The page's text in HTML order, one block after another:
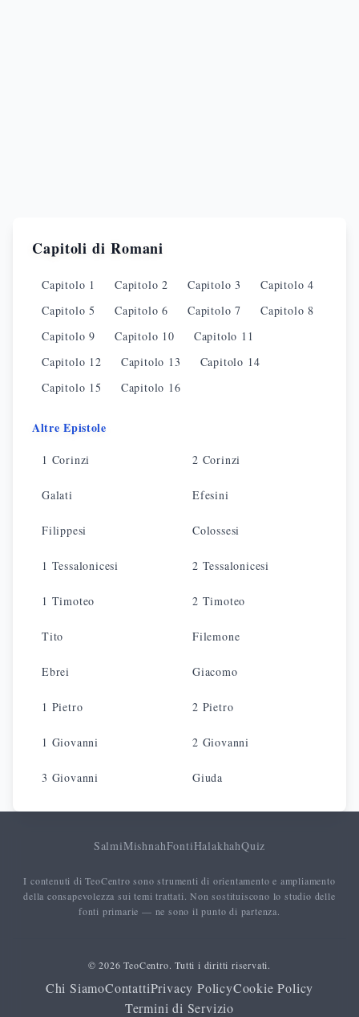
Capitoli di Romani
Capitolo 1 Capitolo2 Capitolo3 Capitolo4
Capitolo5 Capitolo6 Capitolo7 Capitolo8
Capitolo9 Capitolo 10 Capitolo 11
Capitolo 12 Capitolo 13 Capitolo 14
Capitolo 15 Capitolo 16
Altre Epistole
1 Corinzi 2 Corinzi
Galati Efesini
Filippesi Colossesi
1 Tessalonicesi 2 Tessalonicesi
1 Timoteo 2 Timoteo
Tito Filemone
Ebrei Giacomo
1 Pietro 2 Pietro
1 Giovanni 2 Giovanni
3 Giovanni Giuda
SalmiMishnahFontiHalakhahQuiz
I contenuti di TeoCentro sono strumenti di orientamento e ampliamento
della consapevolezza sui temi trattati. Non sostituiscono lo studio delle
fonti primarie — ne sono il punto di partenza.
© 2026 TeoCentro. Tutti i diritti riservati.
Chi SiamoContattiPrivacy PolicyCookie Policy
Termini di Servizio